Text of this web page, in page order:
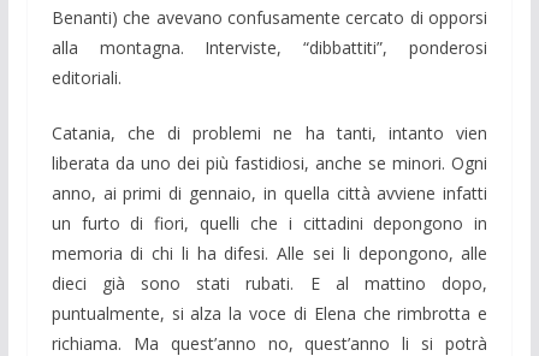
Benanti) che avevano confusamente cercato di opporsi
alla montagna. Interviste, “dibbattiti”, ponderosi
editoriali.
Catania, che di problemi ne ha tanti, intanto vien
liberata da uno dei più fastidiosi, anche se minori. Ogni
anno, ai primi di gennaio, in quella città avviene infatti
un furto di fiori, quelli che i cittadini depongono in
memoria di chi li ha difesi. Alle sei li depongono, alle
dieci già sono stati rubati. E al mattino dopo,
puntualmente, si alza la voce di Elena che rimbrotta e
richiama. Ma quest’anno no, quest’anno li si potrà